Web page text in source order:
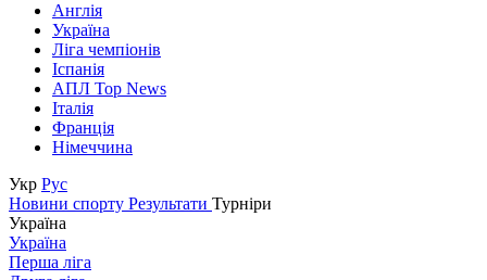
Англія
Україна
Ліга чемпіонів
Іспанія
АПЛ Top News
Італія
Франція
Німеччина
Укр Рус
Новини спорту Результати Турніри
Україна
Україна
Перша ліга